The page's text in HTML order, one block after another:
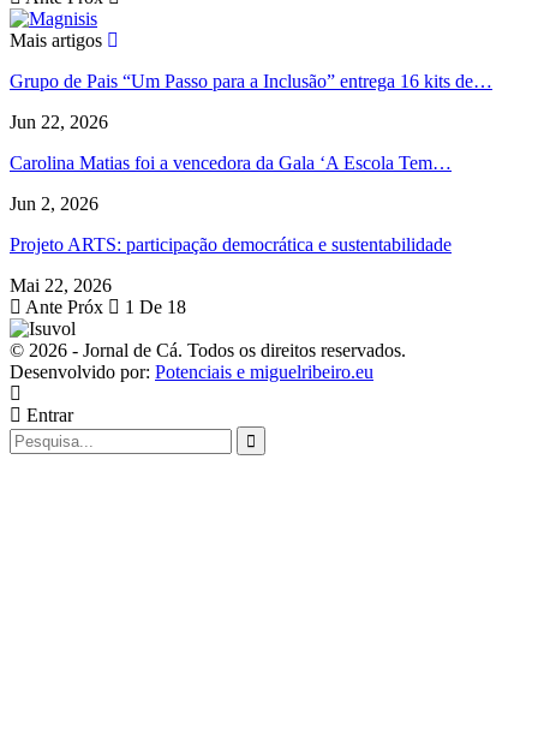
Mais artigos
Grupo de Pais “Um Passo para a Inclusão” entrega 16 kits de…
Jun 22, 2026
Carolina Matias foi a vencedora da Gala ‘A Escola Tem…
Jun 2, 2026
Projeto ARTS: participação democrática e sustentabilidade
Mai 22, 2026
Ante Próx 1 De 18
© 2026 - Jornal de Cá. Todos os direitos reservados.
Desenvolvido por: Potenciais e miguelribeiro.eu
Entrar